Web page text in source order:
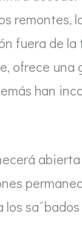
remontes,
fuera de la
ofrece una
han